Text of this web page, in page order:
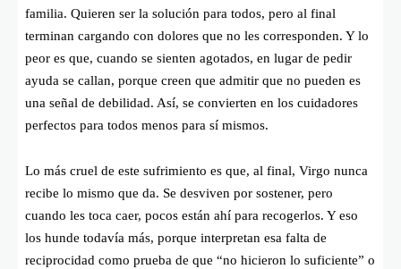
familia. Quieren ser la solución para todos, pero al final
terminan cargando con dolores que no les corresponden. Y lo
peor es que, cuando se sienten agotados, en lugar de pedir
ayuda se callan, porque creen que admitir que no pueden es
una señal de debilidad. Así, se convierten en los cuidadores
perfectos para todos menos para sí mismos.
Lo más cruel de este sufrimiento es que, al final, Virgo nunca
recibe lo mismo que da. Se desviven por sostener, pero
cuando les toca caer, pocos están ahí para recogerlos. Y eso
los hunde todavía más, porque interpretan esa falta de
reciprocidad como prueba de que “no hicieron lo suficiente” o